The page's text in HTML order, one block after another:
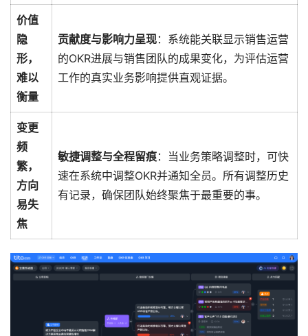
价值
隐
形，
难以
衡量
贡献度与影响力呈现：系统能关联显示销售运营
的OKR进展与销售团队的成果变化，为评估运营
工作的真实业务影响提供直观证据。
变更
频
繁，
方向
易失
焦
敏捷调整与全程留痕：当业务策略调整时，可快
速在系统中调整OKR并通知全员。所有调整历史
有记录，确保团队始终聚焦于最重要的事。